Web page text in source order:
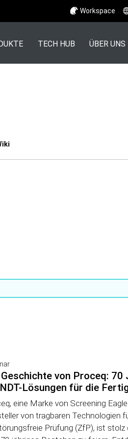
Workspace
TECH HUB ÜBER UNS
Geschichte von Proceq: 70
Lösungen für die
eine Marke von Screening
von tragbaren Technologien
Prüfung (ZfP), ist stolz